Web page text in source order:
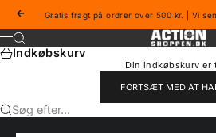
ForrigeGratis fragt på ordrer over 500 kr. | Vi
Actionshoppen
Menu
Søg
Indkøbskurv
Din indkøbskurv er
FORTSÆT MED AT
Søg efter...